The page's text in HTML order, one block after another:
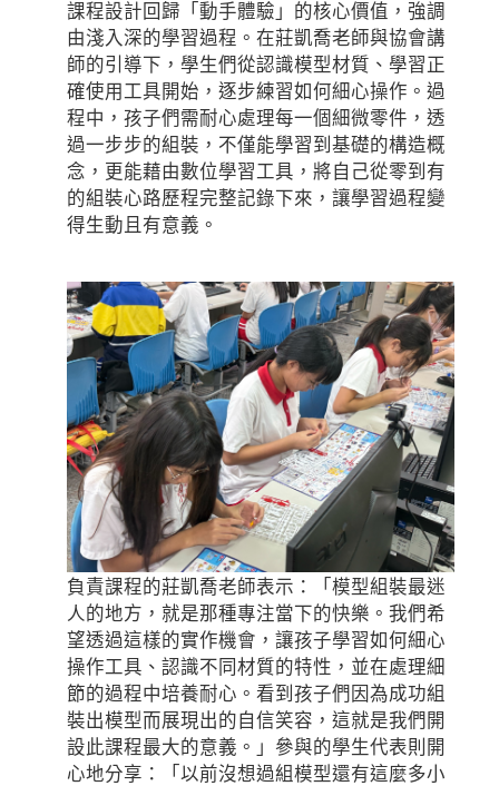
課程設計回歸「動手體驗」的核心價值，強調
由淺入深的學習過程。在莊凱喬老師與協會講
師的引導下，學生們從認識模型材質、學習正
確使用工具開始，逐步練習如何細心操作。過
程中，孩子們需耐心處理每一個細微零件，透
過一步步的組裝，不僅能學習到基礎的構造概
念，更能藉由數位學習工具，將自己從零到有
的組裝心路歷程完整記錄下來，讓學習過程變
得生動且有意義。
負責課程的莊凱喬老師表示：「模型組裝最迷
人的地方，就是那種專注當下的快樂。我們希
望透過這樣的實作機會，讓孩子學習如何細心
操作工具、認識不同材質的特性，並在處理細
節的過程中培養耐心。看到孩子們因為成功組
裝出模型而展現出的自信笑容，這就是我們開
設此課程最大的意義。」參與的學生代表則開
心地分享：「以前沒想過組模型還有這麼多小